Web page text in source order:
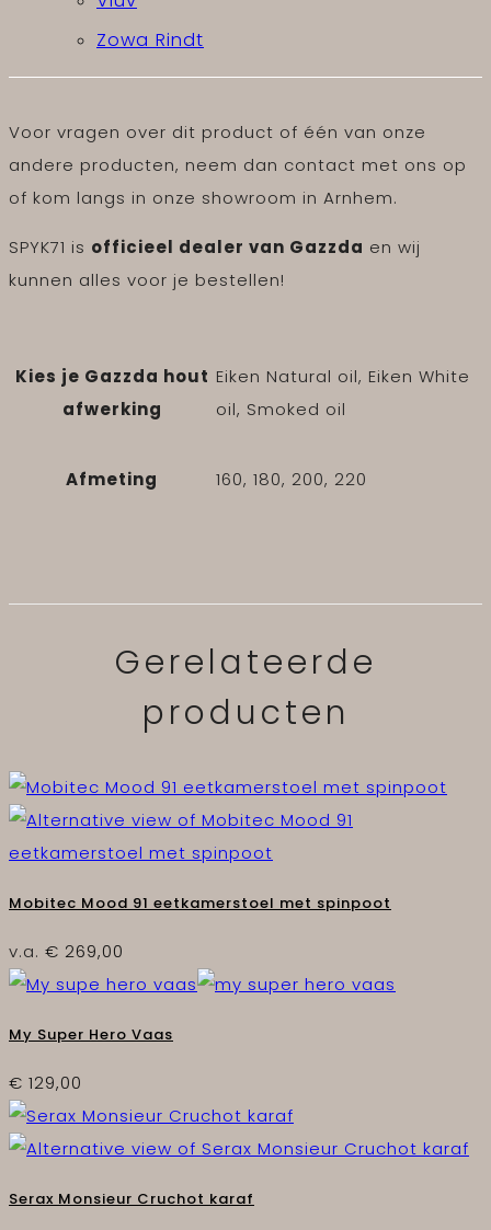
Zowa Rindt
Voor vragen over dit product of één van onze
andere producten, neem dan contact met ons op
of kom langs in onze showroom in Arnhem.
SPYK71 is officieel dealer van Gazzda en wij
kunnen alles voor je bestellen!
Kies je Gazzda hout
afwerking
Eiken Natural oil, Eiken White
oil, Smoked oil
Afmeting 160, 180, 200, 220
Gerelateerde
producten
Mobitec Mood 91 eetkamerstoel met spinpoot
v.a. € 269,00
My Super Hero Vaas
€ 129,00
Serax Monsieur Cruchot karaf